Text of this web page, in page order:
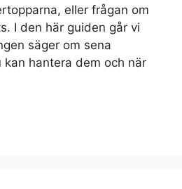
eller frågan om
I den här guiden går vi
säger om sena
kan hantera dem och när